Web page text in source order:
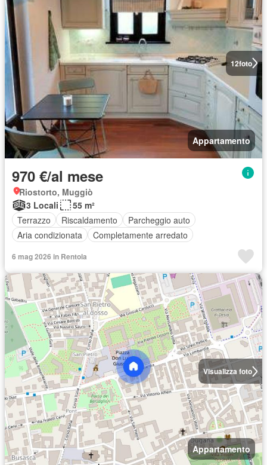
12foto
Appartamento
970 €/al mese
Riostorto, Muggiò
3 Locali
55 m²
Terrazzo
Riscaldamento
Parcheggio auto
Aria condizionata
Completamente arredato
6 mag 2026 in Rentola
Visualizza foto
Appartamento